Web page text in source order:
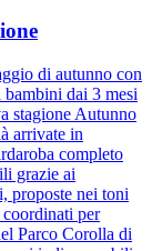
di autunno con
dai 3 mesi
stagione Autunno
arrivate in
completo
grazie ai
proposte nei toni
coordinati per
Parco Corolla di